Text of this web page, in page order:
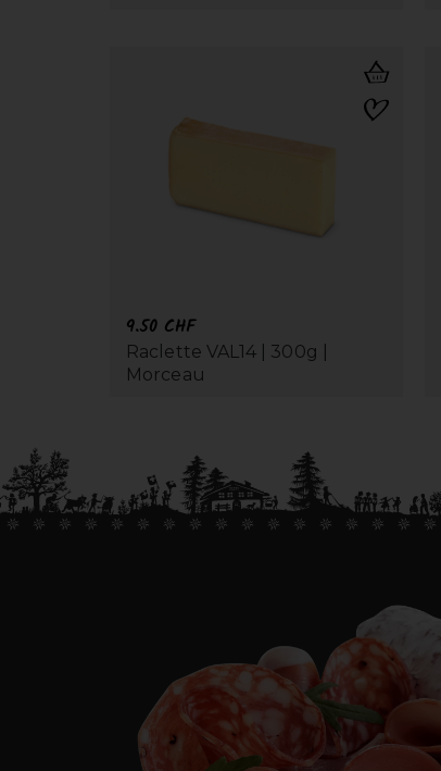
9.50 CHF
Raclette VAL14 | 300g |
Morceau